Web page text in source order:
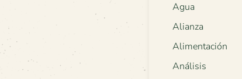
Agua
Alianza
Alimentación
Análisis